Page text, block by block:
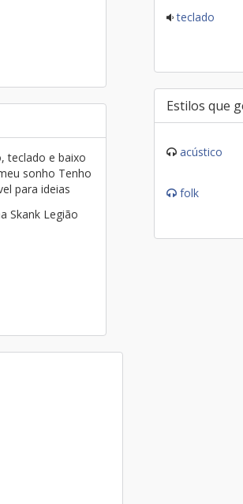
teclado e baixo
sonho Tenho
para ideias
Skank Legião
teclado
Estilos que
acústico
folk